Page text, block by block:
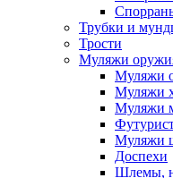
Трубки и
Трости
Муляжи
Муляжи
Муляжи
Муляжи
Муляжи
Доспехи
Шлемы,